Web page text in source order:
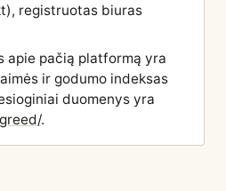
registruotas biuras
apie pačią platformą yra
ir godumo indeksas
duomenys yra
.